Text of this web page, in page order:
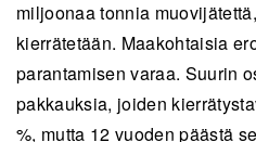
miljoonaa tonnia
kierrätetään. Maakohtaisia
parantamisen varaa. Suurin
pakkauksia, joiden
%, mutta 12 vuoden päästä